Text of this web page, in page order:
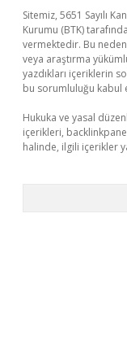
Sitemiz, 5651 Sayılı
Kurumu (BTK)
vermektedir. Bu
veya araştırma
yazdıkları içeriklerin
bu sorumluluğu kabul
Hukuka ve yasal
içerikleri,
halinde, ilgili içerikler